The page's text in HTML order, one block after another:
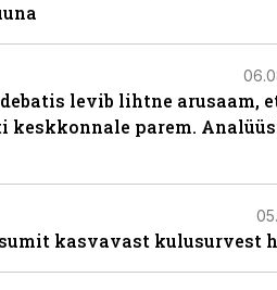
levib lihtne arusaam,
keskkonnale parem.
kasvavast kulusurvest